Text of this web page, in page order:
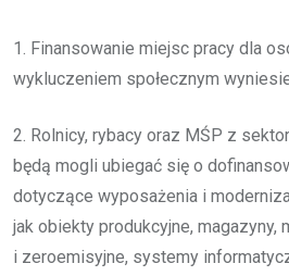
1. Finansowanie miejsc pracy dla
wykluczeniem społecznym
2. Rolnicy, rybacy oraz MŚP z
będą mogli ubiegać się o
dotyczące wyposażenia i
jak obiekty produkcyjne, magazyny,
i zeroemisyjne, systemy